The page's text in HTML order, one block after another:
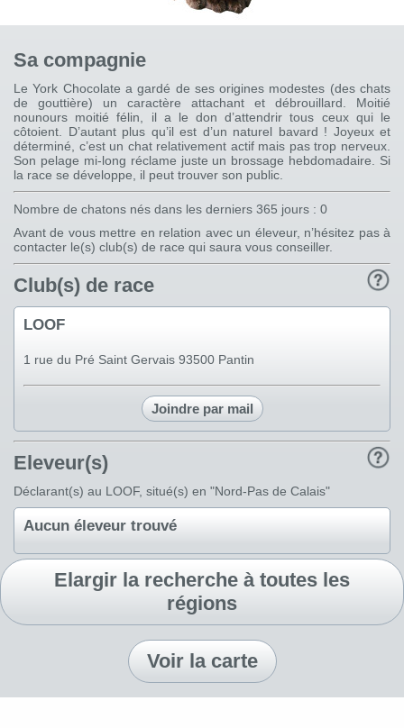
Sa compagnie
Le York Chocolate a gardé de ses origines modestes (des chats
de gouttière) un caractère attachant et débrouillard. Moitié
nounours moitié félin, il a le don d’attendrir tous ceux qui le
côtoient. D’autant plus qu’il est d’un naturel bavard ! Joyeux et
déterminé, c’est un chat relativement actif mais pas trop nerveux.
Son pelage mi-long réclame juste un brossage hebdomadaire. Si
la race se développe, il peut trouver son public.
Nombre de chatons nés dans les derniers 365 jours : 0
Avant de vous mettre en relation avec un éleveur, n’hésitez pas à
contacter le(s) club(s) de race qui saura vous conseiller.
Club(s) de race
LOOF
1 rue du Pré Saint Gervais 93500 Pantin
Joindre par mail
Eleveur(s)
Déclarant(s) au LOOF, situé(s) en "Nord-Pas de Calais"
Aucun éleveur trouvé
Elargir la recherche à toutes les
régions
Voir la carte